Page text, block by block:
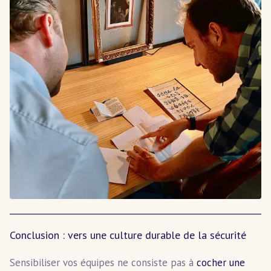
Conclusion : vers une culture durable de la sécurité
Sensibiliser vos équipes ne consiste pas à cocher une